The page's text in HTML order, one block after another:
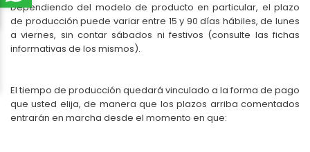
Dependiendo del modelo de producto en particular, el plazo
de producción puede variar entre 15 y 90 días hábiles, de lunes
a viernes, sin contar sábados ni festivos (consulte las fichas
informativas de los mismos).
El tiempo de producción quedará vinculado a la forma de pago
que usted elija, de manera que los plazos arriba comentados
entrarán en marcha desde el momento en que: